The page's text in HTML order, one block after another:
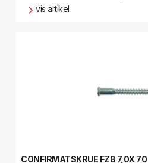
vis artikel
CONFIRMATSKRUE FZB 7,0X 70